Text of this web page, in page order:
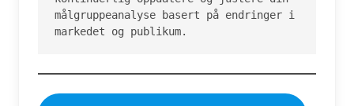
målgruppeanalyse basert på endringer i
markedet og publikum.